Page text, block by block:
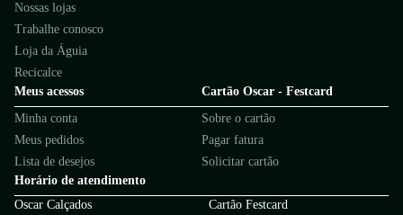
Nossas lojas
Trabalhe conosco
Loja da Águia
Recicalce
Meus acessos
Minha conta
Meus pedidos
Lista de desejos
Cartão Oscar - Festcard
Sobre o cartão
Pagar fatura
Solicitar cartão
Horário de atendimento
Oscar Calçados
Cartão Festcard